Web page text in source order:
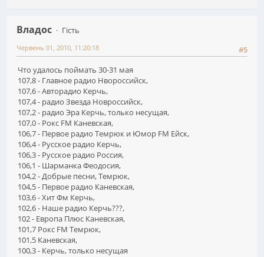
Владос
Гість
#5
Червень 01, 2010, 11:20:18
Что удалось поймать 30-31 мая
107,8 - Главное радио Нвороссийск,
107,6 - Авторадио Керчь,
107,4 - радио Звезда Новроссийск,
107,2 - радио Эра Керчь, только несущая,
107,0 - Рокс FM Каневская,
106,7 - Первое радио Темрюк и Юмор FM Ейск,
106,4 - Русское радио Керчь,
106,3 - Русское радио Россия,
106,1 - Шарманка Феодосия,
104,2 - Добрые песни, Темрюк,
104,5 - Первое радио Каневская,
103,6 - Хит Фм Керчь,
102,6 - Наше радио Керчь???,
102 - Европа Плюс Каневская,
101,7 Рокс FM Темрюк,
101,5 Каневская,
100,3 - Керчь, только несущая